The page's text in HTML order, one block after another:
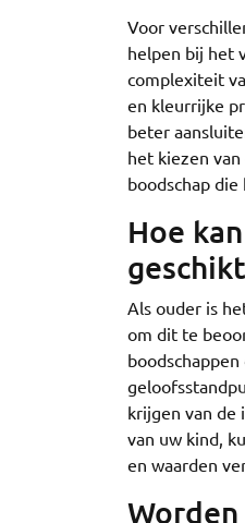
Voor
helpen bij het
complexiteit
en kleurrijke
beter
het kiezen
boodschap
Hoe
Als ouder is
om dit te
krijgen van de
van uw kind,
en waarden